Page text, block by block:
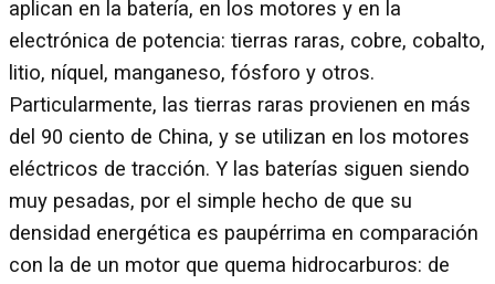
aplican en la batería, en los motores y en la
electrónica de potencia: tierras raras, cobre, cobalto,
litio, níquel, manganeso, fósforo y otros.
Particularmente, las tierras raras provienen en más
del 90 ciento de China, y se utilizan en los motores
eléctricos de tracción. Y las baterías siguen siendo
muy pesadas, por el simple hecho de que su
densidad energética es paupérrima en comparación
con la de un motor que quema hidrocarburos: de